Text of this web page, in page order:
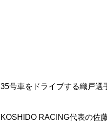
35号車をドライブする織戸選
KOSHIDO RACING代表の佐